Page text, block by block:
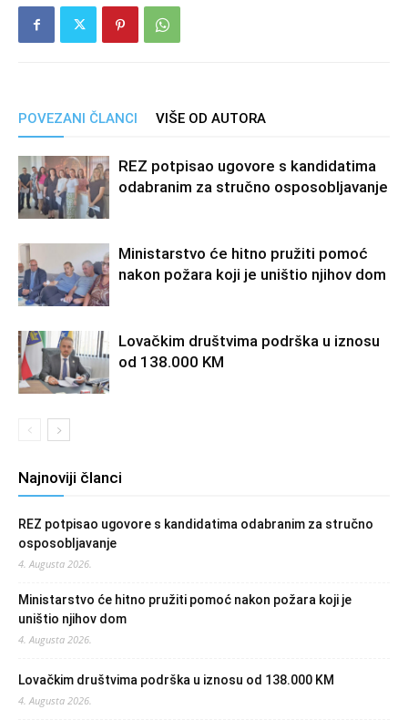
POVEZANI ČLANCI VIŠE OD AUTORA
REZ potpisao ugovore s kandidatima
odabranim za stručno osposobljavanje
Ministarstvo će hitno pružiti pomoć
nakon požara koji je uništio njihov dom
Lovačkim društvima podrška u iznosu
od 138.000 KM
Najnoviji članci
REZ potpisao ugovore s kandidatima odabranim za stručno
osposobljavanje
4. Augusta 2026.
Ministarstvo će hitno pružiti pomoć nakon požara koji je
uništio njihov dom
4. Augusta 2026.
Lovačkim društvima podrška u iznosu od 138.000 KM
4. Augusta 2026.